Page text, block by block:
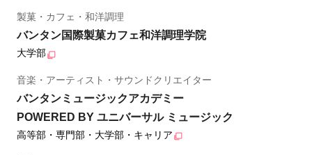
製菓・カフェ・和洋調理
バンタン国際製菓カフェ和洋調理学院
大学部
音楽・アーティスト・サウンドクリエイター
バンタンミュージックアカデミー
POWERED BY ユニバーサル ミュージック
高等部・専門部・大学部・キャリア